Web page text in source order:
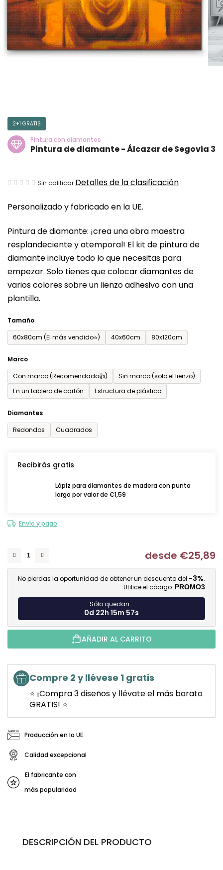
Personalizado y fabricado en la UE.
Pintura de diamante: ¡crea una obra maestra
resplandeciente y atemporal! El kit de pintura de
diamante incluye todo lo que necesitas para
empezar. Solo tienes que colocar diamantes de
varios colores sobre un lienzo adhesivo con una
plantilla.
Tamaño
60x80cm (El más vendido⭐)
40x60cm 80x120cm
Marco
Con marco (Recomendado👍)
Sin marco (solo el lienzo)
En un tablero de cartón
Estructura de plástico
Diamantes
Redondos
Cuadrados
Recibirás gratis
Lápiz para diamantes de madera con punta
larga por valor de €1,59
Envío y pago
desde €25,89
No pierdas la oportunidad de obtener un descuento del -3%.
Utilice el código: PROMO3
Sólo quedan...
0d 22h 15m 56s
AÑADIR AL CARRITO
Compre 2 y llévese 1 gratis
⭐ ¡Compra 3 diseños y llévate el más barato
GRATIS! ⭐
Producción en la UE
Calidad excepcional
El fabricante con
más popularidad
2+1 GRATIS
Pintura con diamantes
Pintura de diamante - Álcazar de Segovia 3
La
media
producto
es
de
0,0
sobre
5
Sin calificar Detalles de la clasificación
DESCRIPCIÓN DEL PRODUCTO